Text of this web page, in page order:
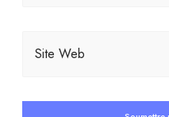
Site Web